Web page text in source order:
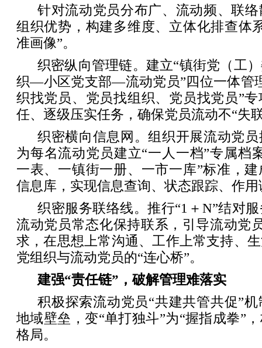
针对流动党员分布广、流动频、联
组织优势，构建多维度、立体化排查体
准画像”。
织密纵向管理链。建立“镇街党（工
织—小区党支部—流动党员”四位一体管
织找党员、党员找组织、党员找党员”
任、逐级压实任务，确保党员流动不“失
织密横向信息网。组织开展流动党
为每名流动党员建立“一人一档”专属档
一表、一镇街一册、一市一库”标准，
信息库，实现信息查询、状态跟踪、作用
织密服务联络线。推行“1＋N”结对
流动党员常态化保持联系，引导流动党
求，在思想上常沟通、工作上常支持、
党组织与流动党员的“连心桥”。
建强“责任链”，破解管理难落实
积极探索流动党员“共建共管共促”
地域壁垒，变“单打独斗”为“握指成拳”
格局。